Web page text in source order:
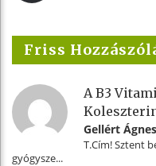
Friss
A B3
Gellért Ágnes
T.Cím! Sztent
gyógysze...